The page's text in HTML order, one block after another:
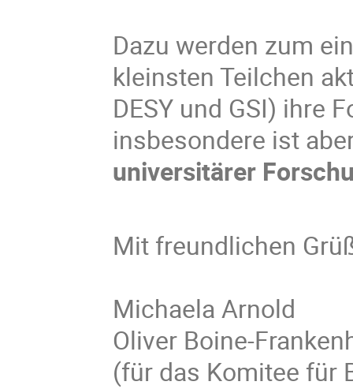
Dazu werden zum
kleinsten Teilchen
DESY und GSI) ihre
insbesondere ist
universitärer
Mit freundlichen
Michaela Arnold
Oliver Boine-
(für das Komitee für